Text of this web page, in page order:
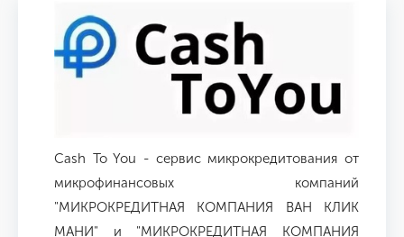
Cash To You - сервис микрокредитования от
микрофинансовых компаний
"МИКРОКРЕДИТНАЯ КОМПАНИЯ ВАН КЛИК
МАНИ" и "МИКРОКРЕДИТНАЯ КОМПАНИЯ